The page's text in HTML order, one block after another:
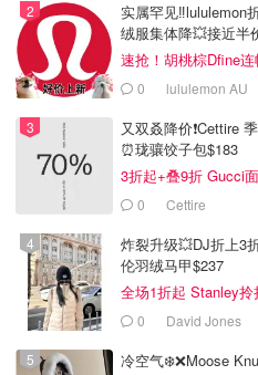
实属罕见‼️lululemon
绒服集体降💥接近半
速抢！胡桃棕Dfine
0 lululemon AU
又双叒降价❗️Cettire
⏰珑骧饺子包$183
3折起+叠9折 Gucci
$9910 Cettire
炸裂升级💥DJ折上3
伦羽绒马甲$237
全场1折起 Stanley拎
0 David Jones
冷空气❄️❌️Moose